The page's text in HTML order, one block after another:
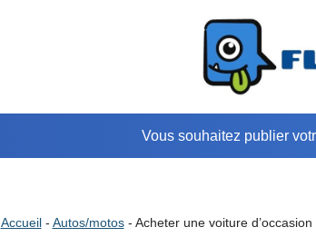
Vous souhaitez publier
Accueil- Autos/motos- Acheter une voiture